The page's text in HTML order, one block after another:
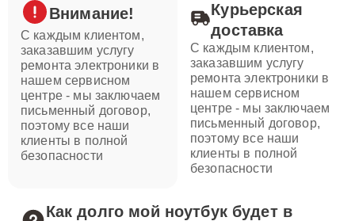
Внимание!
С каждым клиентом,
заказавшим услугу
ремонта электроники в
нашем сервисном
центре - мы заключаем
письменный договор,
поэтому все наши
клиенты в полной
безопасности
Курьерская
доставка
С каждым клиентом,
заказавшим услугу
ремонта электроники в
нашем сервисном
центре - мы заключаем
письменный договор,
поэтому все наши
клиенты в полной
безопасности
Как долго мой ноутбук будет в